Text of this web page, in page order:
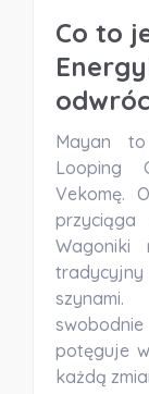
Co to
Mayan
Looping
Vekomę.
potęguje
każdą